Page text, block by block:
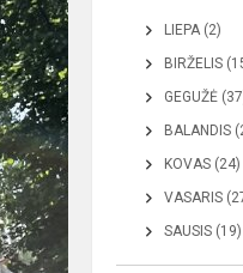
LIEPA (2)
BIRŽELIS
GEGUŽĖ
BALANDIS
KOVAS (24)
VASARIS
SAUSIS (19)